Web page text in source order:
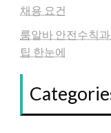
채용 요건
룸알바 안전수칙
팁 한눈에